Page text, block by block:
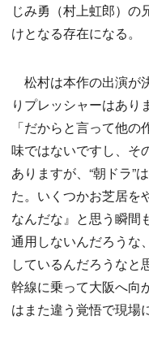
じみ勇（村上虹郎）の
けとなる存在になる。
松村は本作の出演が
りプレッシャーはあり
「だからと言って他
味ではないですし、そ
ありますが、“朝ドラ”
た。いくつかお芝居を
なんだな』と思う瞬間
通用しないんだろうな
しているんだろうなと
幹線に乗って大阪へ向
はまた違う覚悟で現場